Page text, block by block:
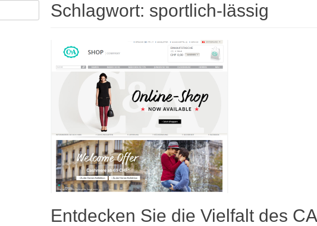
Schlagwort: sportlich-lässig
Entdecken Sie die Vielfalt des CA